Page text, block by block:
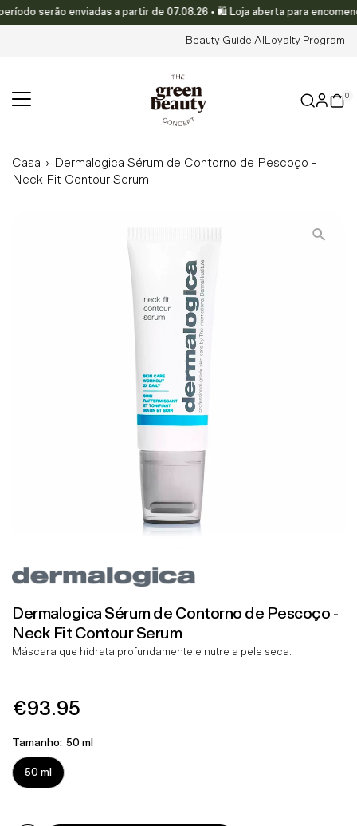
Translation missing: pt-PT.accessibility.skip_to_text
serão enviadas a partir de 07.08.26 • 🛍️ Loja aberta para
Beauty Guide AI Loyalty Program
0
Casa ›
Dermalogica Sérum de Contorno de Pescoço -
Neck Fit Contour Serum
Dermalogica Sérum de Contorno de Pescoço -
Neck Fit Contour Serum
Máscara que hidrata profundamente e nutre a pele seca.
Preço
€93.95
Tamanho: 50 ml
50 ml